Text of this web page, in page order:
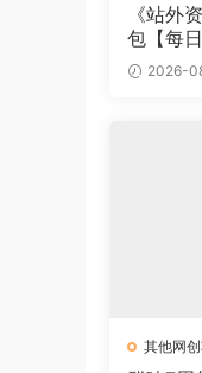
《站外
包【每日
2026-
其他网